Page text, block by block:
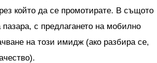
който да се промотирате. В същото
с предлагането на мобилно
на този имидж (ако разбира се,